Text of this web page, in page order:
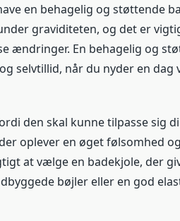
en behagelig og støttende
graviditeten, og det er
ændringer. En behagelig og
selvtillid, når du nyder en dag
den skal kunne tilpasse sig
oplever en øget følsomhed
at vælge en badekjole, der
bøjler eller en god